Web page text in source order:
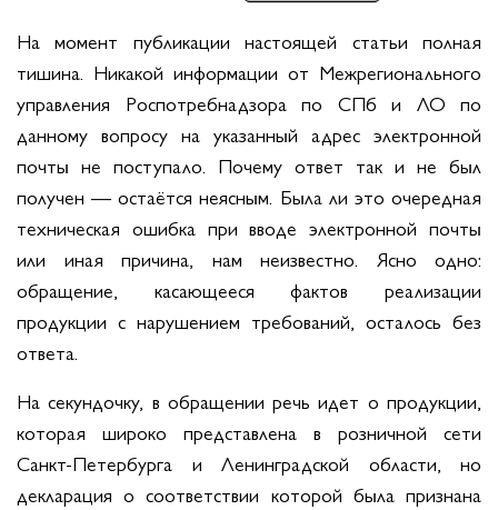
На момент публикации настоящей статьи полная
тишина. Никакой информации от Межрегионального
управления Роспотребнадзора по СПб и ЛО по
данному вопросу на указанный адрес электронной
почты не поступало. Почему ответ так и не был
получен — остаётся неясным. Была ли это очередная
техническая ошибка при вводе электронной почты
или иная причина, нам неизвестно. Ясно одно:
обращение, касающееся фактов реализации
продукции с нарушением требований, осталось без
ответа.
На секундочку, в обращении речь идет о продукции,
которая широко представлена в розничной сети
Санкт-Петербурга и Ленинградской области, но
декларация о соответствии которой была признана